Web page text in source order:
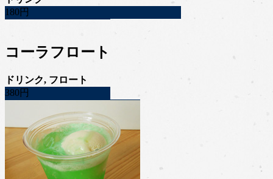
180円
コーラフロート
ドリンク, フロート
380円